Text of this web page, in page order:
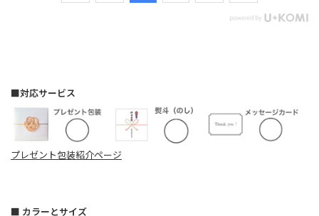
■対応サービス
プレゼント包装紹介ページ
■ カラーとサイズ